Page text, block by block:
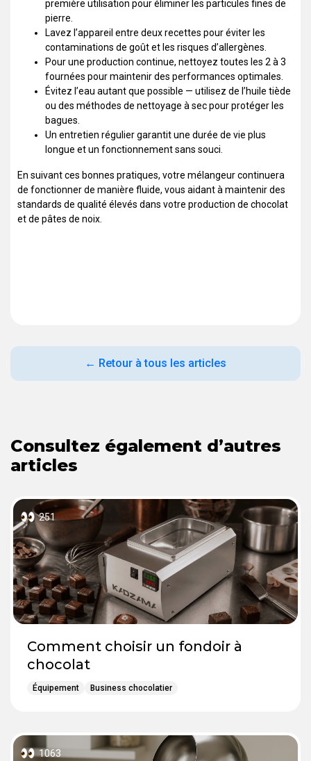
première utilisation pour éliminer les particules fines de
pierre.
Lavez l’appareil entre deux recettes pour éviter les
contaminations de goût et les risques d’allergènes.
Pour une production continue, nettoyez toutes les 2 à 3
fournées pour maintenir des performances optimales.
Évitez l’eau autant que possible — utilisez de l’huile tiède
ou des méthodes de nettoyage à sec pour protéger les
bagues.
Un entretien régulier garantit une durée de vie plus
longue et un fonctionnement sans souci.
En suivant ces bonnes pratiques, votre mélangeur continuera
de fonctionner de manière fluide, vous aidant à maintenir des
standards de qualité élevés dans votre production de chocolat
et de pâtes de noix.
← Retour à tous les articles
Consultez également d’autres
articles
251
Comment choisir un fondoir à
chocolat
Équipement Business chocolatier
1063